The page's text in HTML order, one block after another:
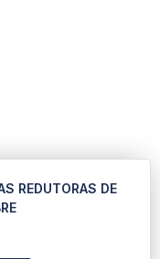
REDUTORAS DE